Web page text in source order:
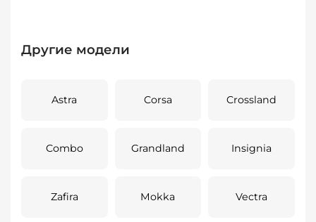
Другие модели
Astra Corsa Crossland
Combo Grandland Insignia
Zafira Mokka Vectra